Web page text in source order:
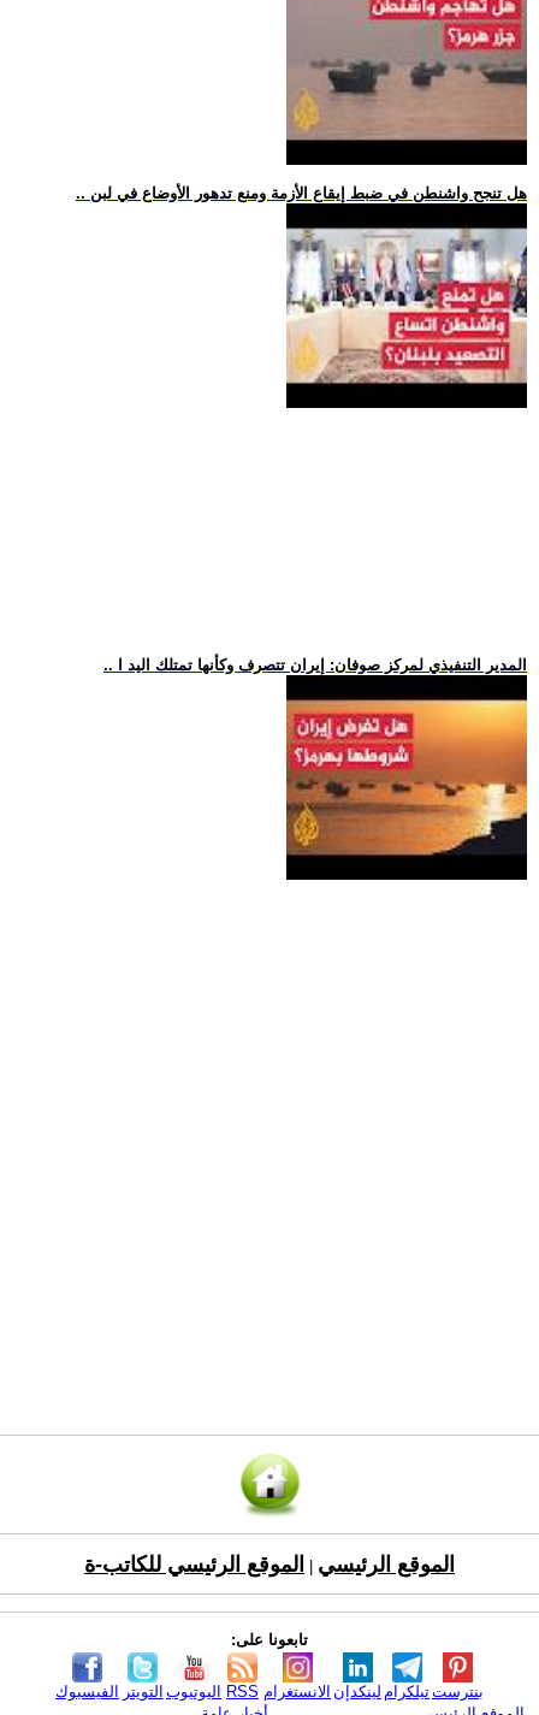
.. هل تنجح واشنطن في ضبط إيقاع الأزمة ومنع تدهور الأوضاع في لبن
.. المدير التنفيذي لمركز صوفان: إيران تتصرف وكأنها تمتلك اليد ا
الموقع الرئيسي الموقع الرئيسي للكاتب-ة
تابعونا على:
الفيسبوك التويتر اليوتيوب RSS الانستغرام لينكدإن تيلكرامبنترست